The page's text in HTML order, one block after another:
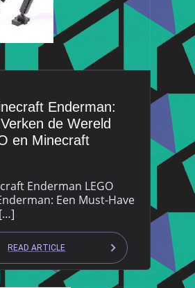
Enderman:
de Wereld
en Minecraft
Enderman LEGO
Een Must-Have
READ ARTICLE